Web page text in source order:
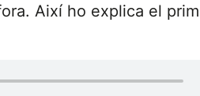
Així ho explica el